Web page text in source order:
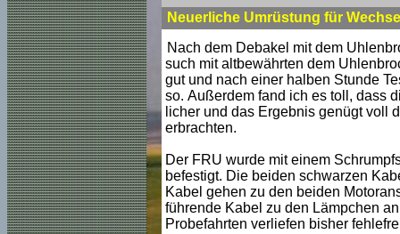
Neuerliche Umrüstung für
Nach dem Debakel mit dem
such mit altbewährten dem
gut und nach einer halben Stunde
so. Außerdem fand ich es toll, dass
licher und das Ergebnis genügt voll
erbrachten.
Der FRU wurde mit einem
befestigt. Die beiden schwarzen
Kabel gehen zu den beiden
führende Kabel zu den Lämpchen
Probefahrten verliefen bisher